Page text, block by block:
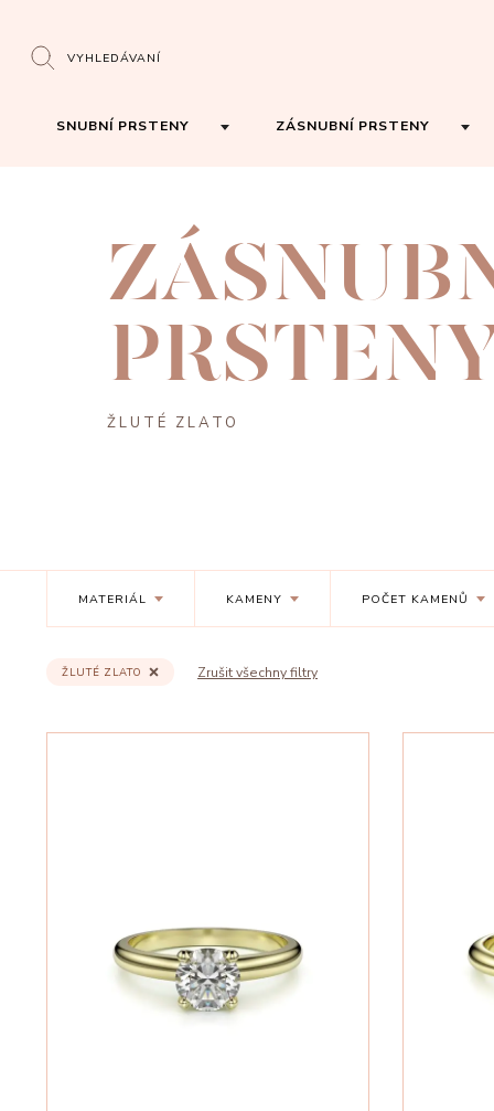
VYHLEDÁVANÍ
SNUBNÍ PRSTENY ZÁSNUBNÍ PRSTENY
ŽLUTÉ ZLATO
MATERIÁL KAMENY POČET KAMENŮ
Zrušit všechny filtry
ŽLUTÉ ZLATO